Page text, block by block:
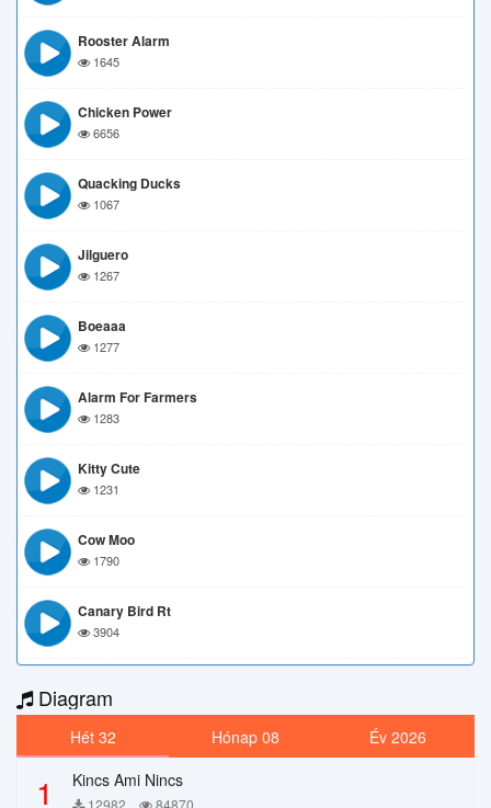
Rooster Alarm
1645
Chicken Power
6656
Quacking Ducks
1067
Jilguero
1267
Boeaaa
1277
Alarm For Farmers
1283
Kitty Cute
1231
Cow Moo
1790
Canary Bird Rt
3904
Diagram
Hét 32 Hónap 08 Év 2026
1 Kincs Ami Nincs
12982 84870